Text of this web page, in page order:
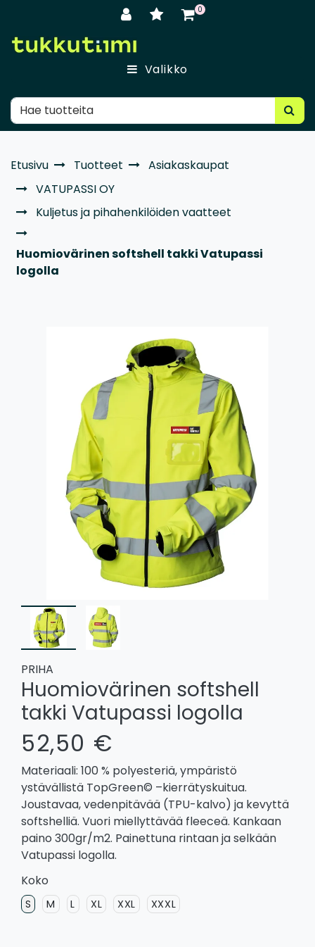
0
Valikko
Etusivu Tuotteet
Asiakaskaupat
VATUPASSI OY
Kuljetus ja pihahenkilöiden vaatteet
Huomiovärinen softshell takki Vatupassi
logolla
PRIHA
Huomiovärinen softshell
takki Vatupassi logolla
52,50 €
Materiaali: 100 % polyesteriä, ympäristö
ystävällistä TopGreen© –kierrätyskuitua.
Joustavaa, vedenpitävää (TPU-kalvo) ja kevyttä
softshelliä. Vuori miellyttävää fleeceä. Kankaan
paino 300gr/m2. Painettuna rintaan ja selkään
Vatupassi logolla.
Koko
S M L XL XXL XXXL